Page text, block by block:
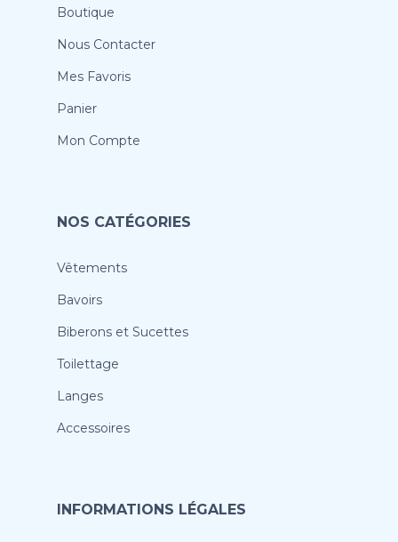
Boutique
Nous Contacter
Mes Favoris
Panier
Mon Compte
NOS CATÉGORIES
Vêtements
Bavoirs
Biberons et Sucettes
Toilettage
Langes
Accessoires
INFORMATIONS LÉGALES